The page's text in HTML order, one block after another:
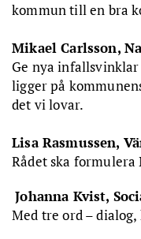
kommun till en bra
Mikael Carlsson,
Ge nya
ligger på
det vi lovar.
Lisa Rasmussen,
Rådet ska formulera
Johanna Kvist,
Med tre ord –